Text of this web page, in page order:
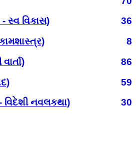
સ્વ વિકાસ)
36
8
86
59
વિદેશી નવલકથા)
30